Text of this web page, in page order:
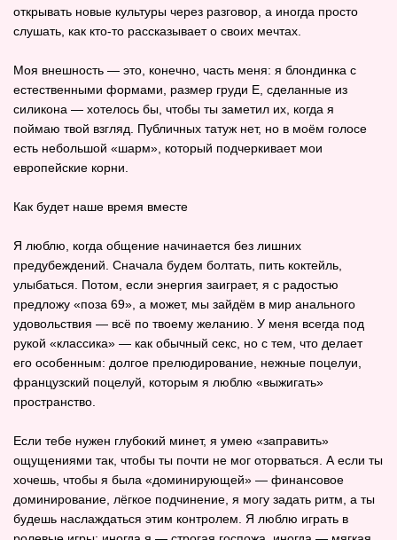
открывать новые культуры через разговор, а иногда просто
слушать, как кто‑то рассказывает о своих мечтах.
Моя внешность — это, конечно, часть меня: я блондинка с
естественными формами, размер груди E, сделанные из
силикона — хотелось бы, чтобы ты заметил их, когда я
поймаю твой взгляд. Публичных татуж нет, но в моём голосе
есть небольшой «шарм», который подчеркивает мои
европейские корни.
Как будет наше время вместе
Я люблю, когда общение начинается без лишних
предубеждений. Сначала будем болтать, пить коктейль,
улыбаться. Потом, если энергия заиграет, я с радостью
предложу «поза 69», а может, мы зайдём в мир анального
удовольствия — всё по твоему желанию. У меня всегда под
рукой «классика» — как обычный секс, но с тем, что делает
его особенным: долгое прелюдирование, нежные поцелуи,
французский поцелуй, которым я люблю «выжигать»
пространство.
Если тебе нужен глубокий минет, я умею «заправить»
ощущениями так, чтобы ты почти не мог оторваться. А если ты
хочешь, чтобы я была «доминирующей» — финансовое
доминирование, лёгкое подчинение, я могу задать ритм, а ты
будешь наслаждаться этим контролем. Я люблю играть в